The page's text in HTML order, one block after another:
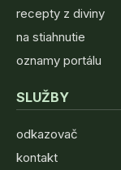
recepty z diviny
na stiahnutie
oznamy portálu
SLUŽBY
odkazovač
kontakt